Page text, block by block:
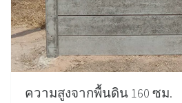
ความสูงจากพื้นดิน 160 ซม.